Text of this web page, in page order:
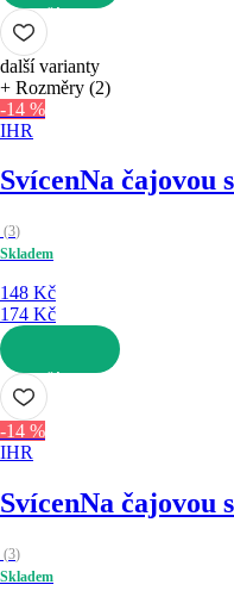
DO KOŠÍKU
další varianty
+ Rozměry (2)
-14 %
IHR
SvícenNa čajovou
(3)
Skladem
148 Kč
174 Kč
DO KOŠÍKU
-14 %
IHR
SvícenNa čajovou
(3)
Skladem